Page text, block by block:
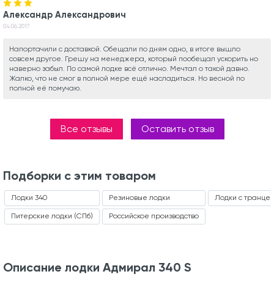
Александр Александрович
04.06.2017
Напортачили с доставкой. Обещали по дням одно, в итоге вышло
совсем другое. Грешу на менеджера, который пообещал ускорить но
наверно забыл. По самой лодке всё отлично. Мечтал о такой давно.
Жалко, что не смог в полной мере ещё насладиться. Но весной по
полной её помучаю.
Все отзывы Оставить отзыв
Подборки с этим товаром
Лодки 340
Питерские лодки (СПб)
Резиновые лодки
Российское производство
Лодки с
Описание лодки Адмирал 340 S